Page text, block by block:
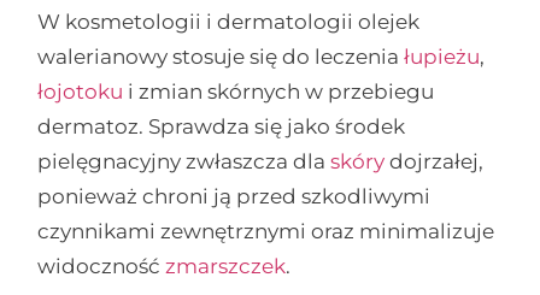
W kosmetologii i dermatologii olejek
walerianowy stosuje się do leczeniałupieżu,
łojotoku i zmian skórnych w przebiegu
dermatoz. Sprawdza się jako środek
pielęgnacyjny zwłaszcza dlaskóry dojrzałej,
ponieważ chroni ją przed szkodliwymi
czynnikami zewnętrznymi oraz minimalizuje
widocznośćzmarszczek.